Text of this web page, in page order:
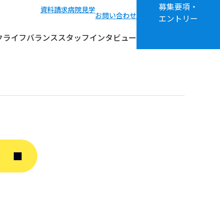
資料請求病院見学
お問い合わせ
イフバランススタッフインタビュー
募集要項・
エントリー